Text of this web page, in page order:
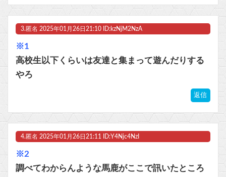
3. 匿名 2025年01月26日21:10 ID:kzNjM2NzA
※1
高校生以下くらいは友達と集まって遊んだりする
やろ
返信
4. 匿名 2025年01月26日21:11 ID:Y4Njc4NzI
※2
調べてわからんような馬鹿がここで訊いたところ